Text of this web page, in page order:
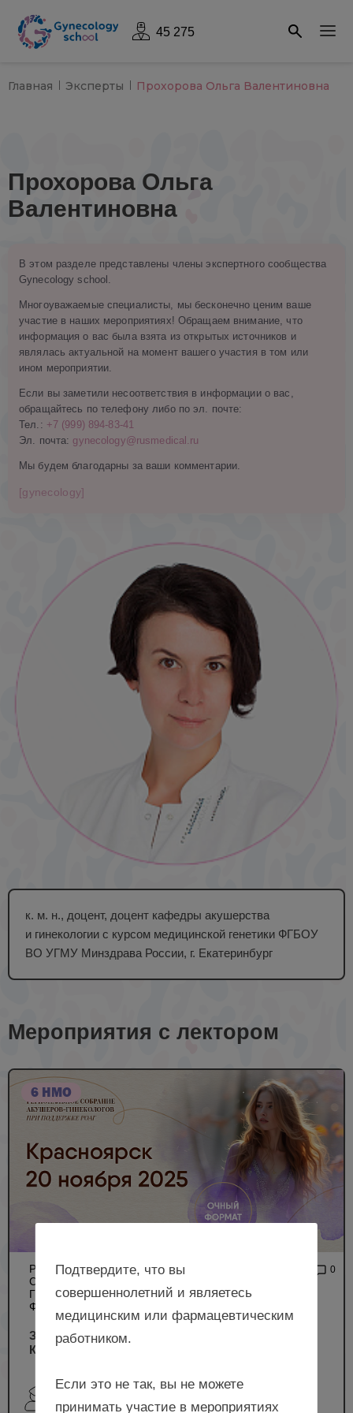
45 275
Главная Эксперты Прохорова Ольга Валентиновна
Прохорова Ольга
Валентиновна
В этом разделе представлены члены экспертного сообщества
Gynecology school.
Многоуважаемые специалисты, мы бесконечно ценим ваше
участие в наших мероприятиях! Обращаем внимание, что
информация о вас была взята из открытых источников и
являлась актуальной на момент вашего участия в том или
ином мероприятии.
Если вы заметили несоответствия в информации о вас,
обращайтесь по телефону либо по эл. почте:
Тел.: +7 (999) 894-83-41
Эл. почта: gynecology@rusmedical.ru
Мы будем благодарны за ваши комментарии.
[gynecology]
к. м. н., доцент, доцент кафедры акушерства
и гинекологии с курсом медицинской генетики ФГБОУ
ВО УГМУ Минздрава России, г. Екатеринбург
Мероприятия с лектором
6 НМО
РЕГИОНАЛЬНОЕ
СОБРАНИЕ АКУШЕРОВ-
ГИНЕКОЛОГОВ (ОЧНЫЙ
ФОРМАТ)
0
Здоровье женщины в фокусе внимания, г.
Красноярск
Будиловская О.В., Молгачев А.А., Крижановская Е.В.,
Макаренко Т.А., Потапова Е.В. и др.
Подтвердите, что вы
совершеннолетний и являетесь
медицинским или фармацевтическим
работником.
Если это не так, вы не можете
принимать участие в мероприятиях